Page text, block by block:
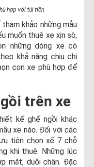
hợp với túi tiền
khảo những mẫu
muốn thuê xe xịn sò,
những dòng xe có
khả năng chịu chi
con xe phù hợp để
trên xe
kế ghế ngồi khác
xe nào. Đối với các
tiên chọn xế 7 chỗ
khi thuê. Những lúc
mắt, duỗi chân. Đặc